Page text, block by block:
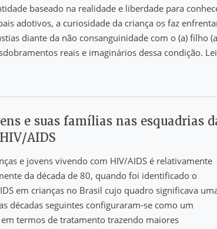
baseado na realidade e liberdade para
adotivos, a curiosidade da criança os faz
diante da não consanguinidade com o (a) filho
reais e imaginários dessa condição.
e suas famílias nas esquadrias
AIDS
e jovens vivendo com HIV/AIDS é relativamente
da década de 80, quando foi identificado o
em crianças no Brasil cujo quadro significava
décadas seguintes configuraram-se como um
termos de tratamento trazendo maiores